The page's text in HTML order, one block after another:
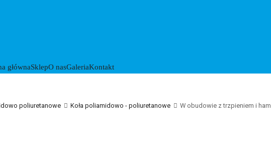
głównaSklepO nasGaleriaKontakt
poliuretanowe Koła poliamidowo - poliuretanowe W obudowie z trzpieniem i